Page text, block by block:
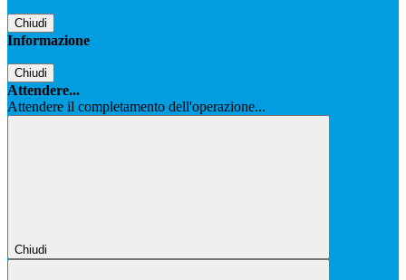
Chiudi
Informazione
Chiudi
Attendere...
Attendere il completamento dell'operazione...
Chiudi